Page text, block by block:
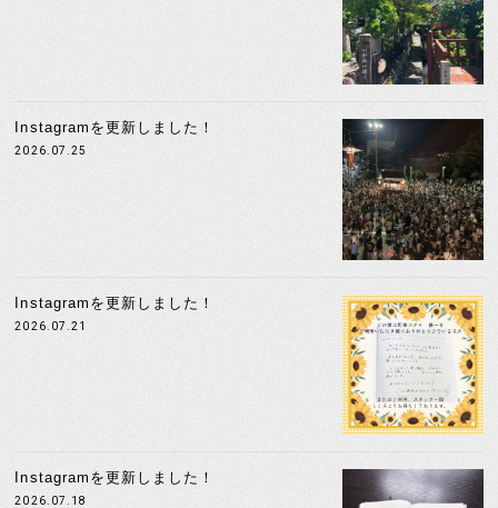
Instagramを更新しました！
2026.07.25
Instagramを更新しました！
2026.07.21
Instagramを更新しました！
2026.07.18